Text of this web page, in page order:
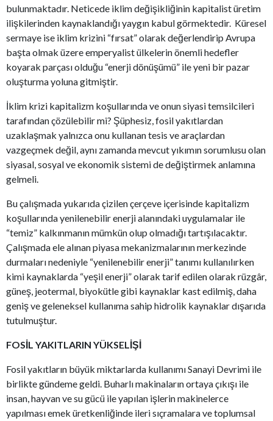
bulunmaktadır. Neticede iklim değişikliğinin kapitalist üretim
ilişkilerinden kaynaklandığı yaygın kabul görmektedir. Küresel
sermaye ise iklim krizini “fırsat” olarak değerlendirip Avrupa
başta olmak üzere emperyalist ülkelerin önemli hedefler
koyarak parçası olduğu “enerji dönüşümü” ile yeni bir pazar
oluşturma yoluna gitmiştir.
İklim krizi kapitalizm koşullarında ve onun siyasi temsilcileri
tarafından çözülebilir mi? Şüphesiz, fosil yakıtlardan
uzaklaşmak yalnızca onu kullanan tesis ve araçlardan
vazgeçmek değil, aynı zamanda mevcut yıkımın sorumlusu olan
siyasal, sosyal ve ekonomik sistemi de değiştirmek anlamına
gelmeli.
Bu çalışmada yukarıda çizilen çerçeve içerisinde kapitalizm
koşullarında yenilenebilir enerji alanındaki uygulamalar ile
“temiz” kalkınmanın mümkün olup olmadığı tartışılacaktır.
Çalışmada ele alınan piyasa mekanizmalarının merkezinde
durmaları nedeniyle “yenilenebilir enerji” tanımı kullanılırken
kimi kaynaklarda “yeşil enerji” olarak tarif edilen olarak rüzgâr,
güneş, jeotermal, biyokütle gibi kaynaklar kast edilmiş, daha
geniş ve geleneksel kullanıma sahip hidrolik kaynaklar dışarıda
tutulmuştur.
FOSİL YAKITLARIN YÜKSELİŞİ
Fosil yakıtların büyük miktarlarda kullanımı Sanayi Devrimi ile
birlikte gündeme geldi. Buharlı makinaların ortaya çıkışı ile
insan, hayvan ve su gücü ile yapılan işlerin makinelerce
yapılması emek üretkenliğinde ileri sıçramalara ve toplumsal